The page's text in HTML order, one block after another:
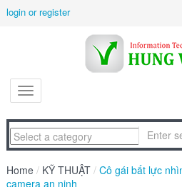
login or register
Home / KỸ THUẬT / Cô gái bất lực
camera an ninh